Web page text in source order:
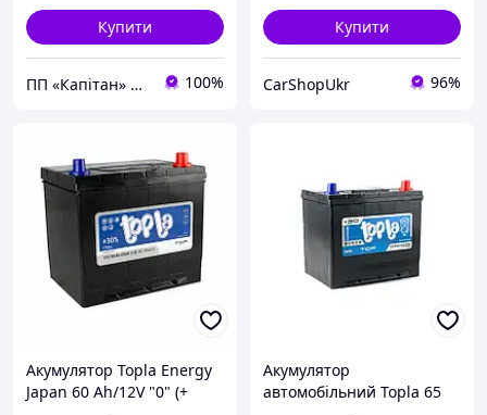
Купити
ПП «Капітан» | AUTO & ENERGY⭐️⭐️⭐️⭐️⭐️ 100%
Купити
CarShopUkr 96%
Акумулятор Topla Energy
Japan 60 Ah/12V "0" (+
Акумулятор
автомобільний Topla 65